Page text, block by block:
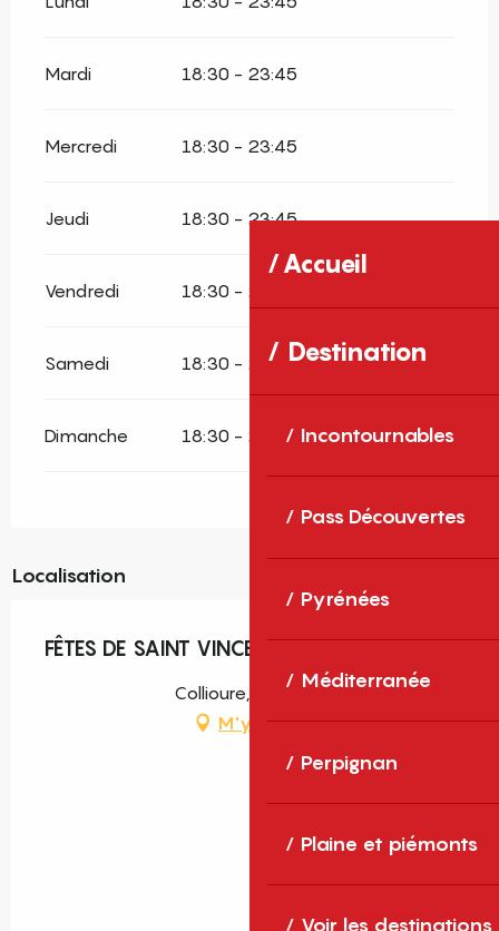
Accueil
Destination
Incontournables
Pass Découvertes
Pyrénées
Méditerranée
Perpignan
Plaine et piémonts
Voir les destinations
Mardi 18:30 - 23:45
Mercredi 18:30 - 23:45
Jeudi 18:30 - 23:45
Vendredi 18:30 - 23:45
Samedi 18:30 - 23:45
Dimanche 18:30 - 23:45
Localisation
FÊTES DE SAINT VINCENT
Collioure, Collioure
M'y rendre